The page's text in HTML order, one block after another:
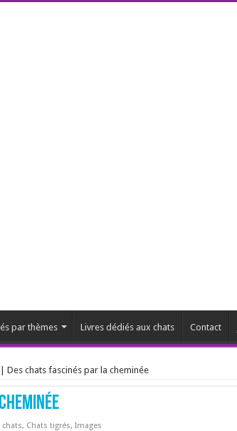
par thèmes Livres dédiés aux chats Contact
| Des chats fascinés par la cheminée
chats, Chats tigrés, Images